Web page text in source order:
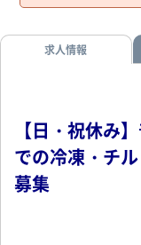
求人情報
【日・祝休み
での冷凍・チ
募集